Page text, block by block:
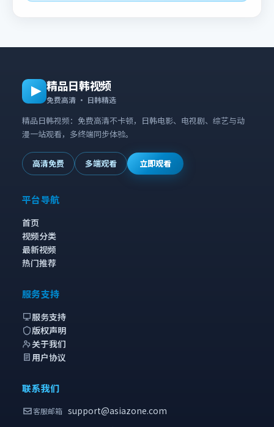
精品日韩视频
免费高清 · 日韩精选
精品日韩视频：免费高清不卡顿，日韩电影、电视剧、综艺与动
漫一站观看，多终端同步体验。
高清免费 多端观看 立即观看
平台导航
首页
视频分类
最新视频
热门推荐
服务支持
服务支持
版权声明
关于我们
用户协议
联系我们
客服邮箱 support@asiazone.com